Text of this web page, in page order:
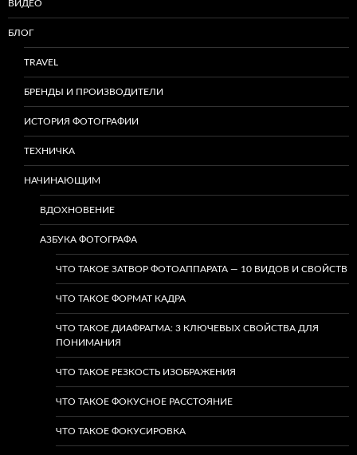
ВИДЕО
БЛОГ
TRAVEL
БРЕНДЫ И ПРОИЗВОДИТЕЛИ
ИСТОРИЯ ФОТОГРАФИИ
ТЕХНИЧКА
НАЧИНАЮЩИМ
ВДОХНОВЕНИЕ
АЗБУКА ФОТОГРАФА
ЧТО ТАКОЕ ЗАТВОР ФОТОАППАРАТА — 10 ВИДОВ И СВОЙСТВ
ЧТО ТАКОЕ ФОРМАТ КАДРА
ЧТО ТАКОЕ ДИАФРАГМА: 3 КЛЮЧЕВЫХ СВОЙСТВА ДЛЯ
ПОНИМАНИЯ
ЧТО ТАКОЕ РЕЗКОСТЬ ИЗОБРАЖЕНИЯ
ЧТО ТАКОЕ ФОКУСНОЕ РАССТОЯНИЕ
ЧТО ТАКОЕ ФОКУСИРОВКА